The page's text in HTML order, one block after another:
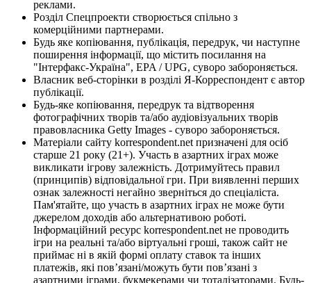
реклами.
Розділ Спецпроекти створюється спільно з
комерційними партнерами.
Будь яке копіювання, публікація, передрук, чи наступне
поширення інформації, що містить посилання на
"Інтерфакс-Україна", EPA / UPG, суворо забороняється.
Власник веб-сторінки в розділі Я-Корреспондент є автор
публікації.
Будь-яке копіювання, передрук та відтворення
фотографічних творів та/або аудіовізуальних творів
правовласника Getty Images - суворо забороняється.
Матеріали сайту korrespondent.net призначені для осіб
старше 21 року (21+). Участь в азартних іграх може
викликати ігрову залежність. Дотримуйтесь правил
(принципів) відповідальної гри. При виявленні перших
ознак залежності негайно зверніться до спеціаліста.
Пам'ятайте, що участь в азартних іграх не може бути
джерелом доходів або альтернативою роботі.
Інформаційний ресурс korrespondent.net не проводить
ігри на реальні та/або віртуальні гроші, також сайт не
приймає ні в якій формі оплату ставок та інших
платежів, які пов’язані/можуть бути пов’язані з
азартними іграми, букмекерами чи тоталізаторами. Будь-